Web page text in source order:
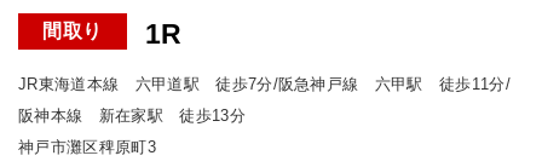
間取り 1R
JR東海道本線 六甲道駅 徒歩7分/阪急神戸線 六甲駅 徒歩11分/
阪神本線 新在家駅 徒歩13分
神戸市灘区稗原町3